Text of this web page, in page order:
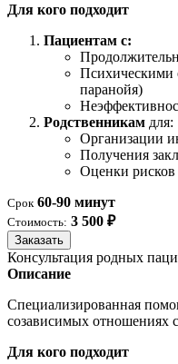
Для кого подходит
Пациентам с:
Психическими
паранойя)
Родственникам для:
Организации
Получения
Оценки
Срок 60-90 минут
Стоимость: 3 500 ₽
Заказать
Консультация родных
Описание
Специализированная
созависимых отношениях
Для кого подходит